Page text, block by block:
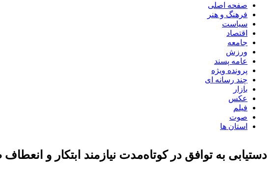
صفحه اصلی
فرهنگ و هنر
سیاست
اقتصاد
جامعه
ورزش
عامه پسند
پرونده ویژه
چند رسانه ای
بازار
عکس
فیلم
صوت
استان ها
دستیابی به توافق در کوتاه‌مدت نیازمند ابتکار و